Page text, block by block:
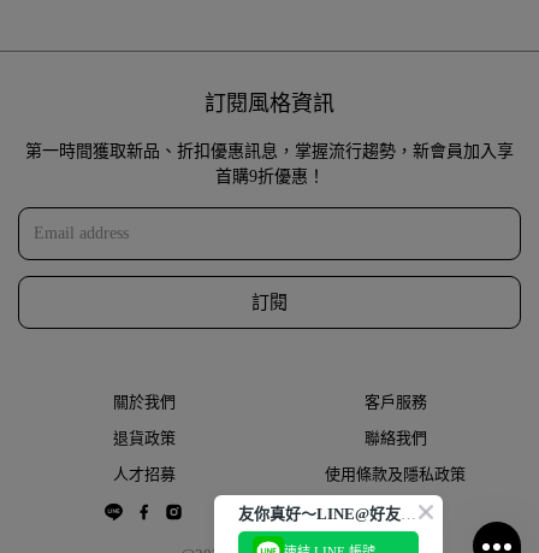
訂閱風格資訊
第一時間獲取新品、折扣優惠訊息，掌握流行趨勢，新會員加入享
首購9折優惠！
訂閱
關於我們
客戶服務
退貨政策
聯絡我們
人才招募
使用條款及隱私政策
友你真好～LINE@好友大募集